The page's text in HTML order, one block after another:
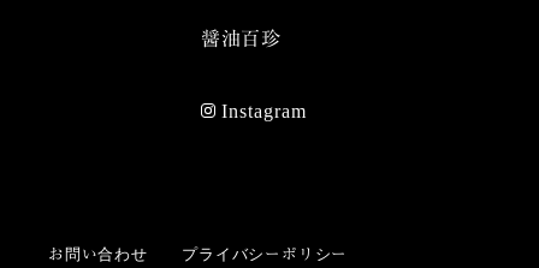
醤油百珍
Instagram
お問い合わせ プライバシーポリシー